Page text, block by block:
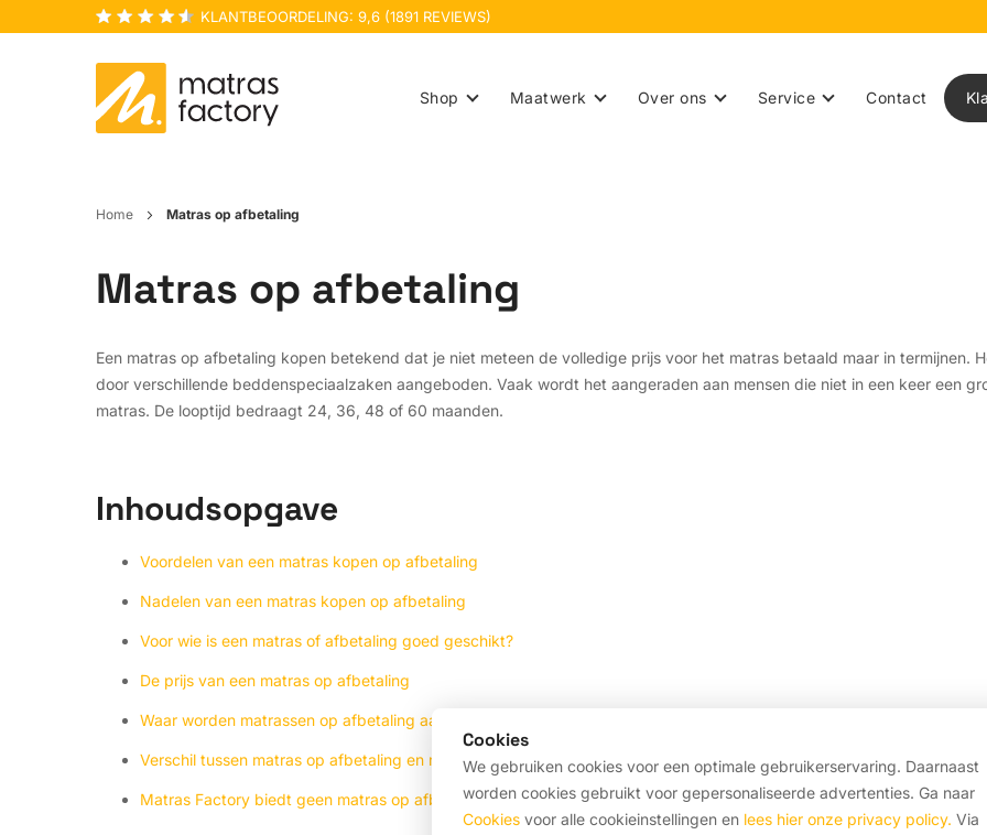
Cookies
We gebruiken cookies voor een optimale gebruikerservaring. Daarnaast
worden cookies gebruikt voor gepersonaliseerde advertenties. Ga naar
Cookies voor alle cookieinstellingen en lees hier onze privacy policy. Via
KLANTBEOORDELING: 9,6 (1891 REVIEWS)
Shop Maatwerk Over ons Service Contact
Home Matras op afbetaling
Matras op afbetaling
Een matras op afbetaling kopen betekend dat je niet meteen de volledige prijs voor het matras betaald maar in termijnen.
door verschillende beddenspeciaalzaken aangeboden. Vaak wordt het aangeraden aan mensen die niet in een keer een
matras. De looptijd bedraagt 24, 36, 48 of 60 maanden.
Inhoudsopgave
Voordelen van een matras kopen op afbetaling
Nadelen van een matras kopen op afbetaling
Voor wie is een matras of afbetaling goed geschikt?
De prijs van een matras op afbetaling
Waar worden matrassen op afbetaling aangeboden
Verschil tussen matras op afbetaling en matras leasen
Matras Factory biedt geen matras op afbetaling aan